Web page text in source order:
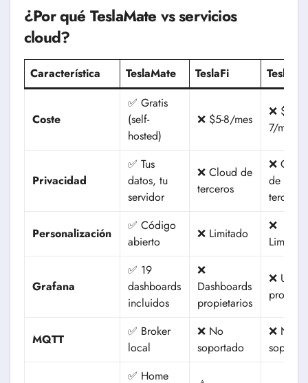
¿Por qué TeslaMate vs servicios
cloud?
Característica TeslaMate TeslaFi
Coste
✅ Gratis
(self-
hosted)
❌ $5-8/mes
❌ $4-
7/mes
Privacidad
✅ Tus
datos, tu
servidor
❌ Cloud de
terceros
❌
de
terceros
Personalización
✅ Código
abierto
❌ Limitado
❌
Limitado
Grafana
✅ 19
dashboards
incluidos
❌
Dashboards
propietarios
❌ UI
propia
MQTT
✅ Broker
local
❌ No
soportado
❌ No
✅ Home